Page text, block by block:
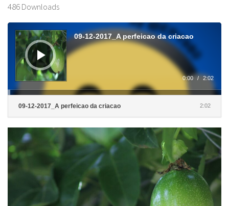
486Downloads
Tocador
áudio
09-12-2017_A perfeicao da criacao
0:00 / 2:02
09-12-2017_A perfeicao da criacao 2:02